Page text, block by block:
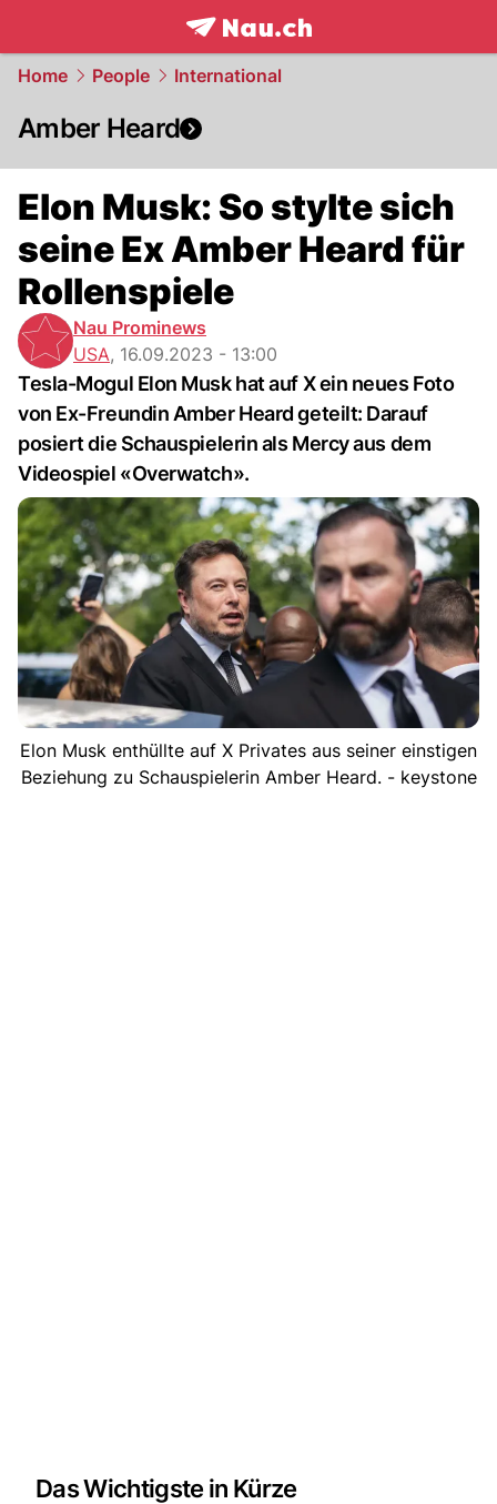
frontpage.NAU.ch
Home People International
Amber Heard
Elon Musk: So stylte sich
seine Ex Amber Heard für
Rollenspiele
Nau Prominews
USA, 16.09.2023 - 13:00
Tesla-Mogul Elon Musk hat auf X ein neues Foto
von Ex-Freundin Amber Heard geteilt: Darauf
posiert die Schauspielerin als Mercy aus dem
Videospiel «Overwatch».
Elon Musk enthüllte auf X Privates aus seiner einstigen
Beziehung zu Schauspielerin Amber Heard. - keystone
Das Wichtigste in Kürze